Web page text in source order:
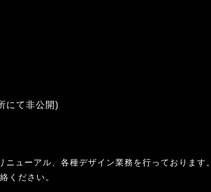
にて非公開)
ューアル、各種デザイン業務を行っております。
ください。